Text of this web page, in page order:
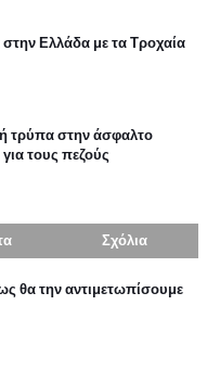
Ελλάδα με τα Τροχαία
τρύπα στην άσφαλτο
τους πεζούς
Σχόλια
θα την αντιμετωπίσουμε